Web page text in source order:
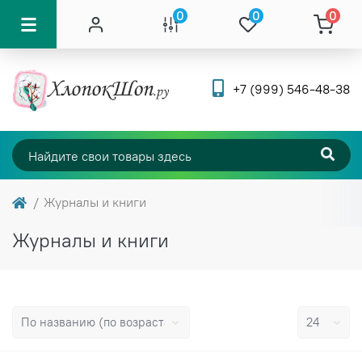
0 0 0
+7 (999) 546-48-38
Журналы и книги
Журналы и книги